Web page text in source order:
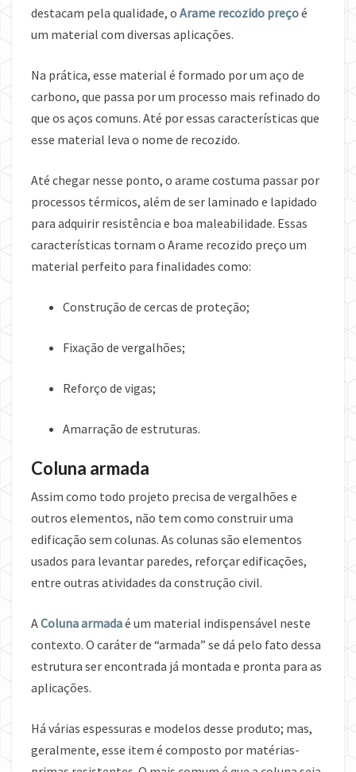
destacam pela qualidade, o Arame recozido preçoé
um material com diversas aplicações.
Na prática, esse material é formado por um aço de
carbono, que passa por um processo mais refinado do
que os aços comuns. Até por essas características que
esse material leva o nome de recozido.
Até chegar nesse ponto, o arame costuma passar por
processos térmicos, além de ser laminado e lapidado
para adquirir resistência e boa maleabilidade. Essas
características tornam o Arame recozido preço um
material perfeito para finalidades como:
Construção de cercas de proteção;
Fixação de vergalhões;
Reforço de vigas;
Amarração de estruturas.
Coluna armada
Assim como todo projeto precisa de vergalhões e
outros elementos, não tem como construir uma
edificação sem colunas. As colunas são elementos
usados para levantar paredes, reforçar edificações,
entre outras atividades da construção civil.
AColuna armadaé um material indispensável neste
contexto. O caráter de “armada” se dá pelo fato dessa
estrutura ser encontrada já montada e pronta para as
aplicações.
Há várias espessuras e modelos desse produto; mas,
geralmente, esse item é composto por matérias-